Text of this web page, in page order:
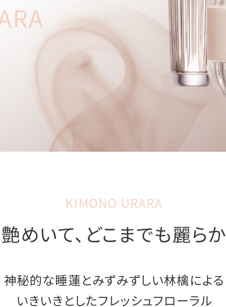
KIMONO URARA
艶めいて、どこまでも麗らか
神秘的な睡蓮とみずみずしい林檎による
いきいきとしたフレッシュフローラル